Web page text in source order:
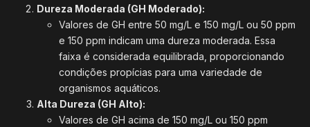
Dureza Moderada (GH Moderado):
Valores de GH entre 50 mg/L e 150 mg/L ou 50 ppm
e 150 ppm indicam uma dureza moderada. Essa
faixa é considerada equilibrada, proporcionando
condições propícias para uma variedade de
organismos aquáticos.
Alta Dureza (GH Alto):
Valores de GH acima de 150 mg/L ou 150 ppm